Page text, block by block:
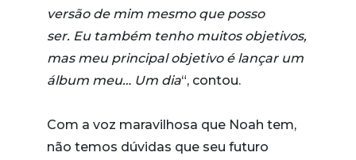
versão de mim mesmo que posso
ser. Eu também tenho muitos objetivos,
mas meu principal objetivo é lançar um
álbum meu… Um dia“, contou.
Com a voz maravilhosa que Noah tem,
não temos dúvidas que seu futuro